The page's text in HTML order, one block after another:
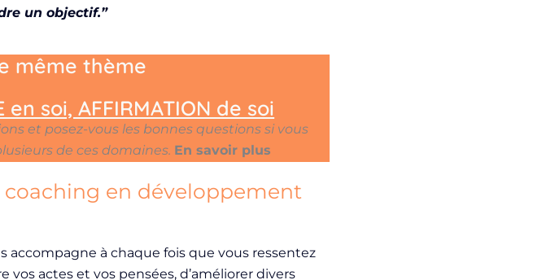
un objectif.”
même thème
en soi, AFFIRMATION de soi
et posez-vous les bonnes questions si vous
de ces domaines. En savoir plus
coaching en développement
accompagne à chaque fois que vous ressentez
vos actes et vos pensées, d’améliorerdivers